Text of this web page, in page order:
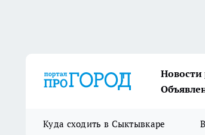
Новости
Куда сходить в Сыктывкаре